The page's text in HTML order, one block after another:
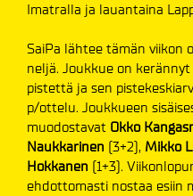
Imatralla ja lauantaina
SaiPa lähtee tämän
neljä. Joukkue on
pistettä ja sen
p/ottelu. Joukkueen
muodostavat Okko
Naukkarinen (3+2), Mikko
Hokkanen (1+3).
ehdottomasti nostaa esiin